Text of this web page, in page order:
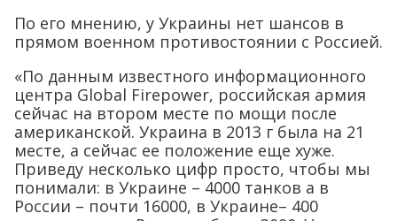
По его мнению, у Украины нет шансов в
прямом военном противостоянии с Россией.
«По данным известного информационного
центра Global Firepower, российская армия
сейчас на втором месте по мощи после
американской. Украина в 2013 г была на 21
месте, а сейчас ее положение еще хуже.
Приведу несколько цифр просто, чтобы мы
понимали: в Украине – 4000 танков а в
России – почти 16000, в Украине– 400